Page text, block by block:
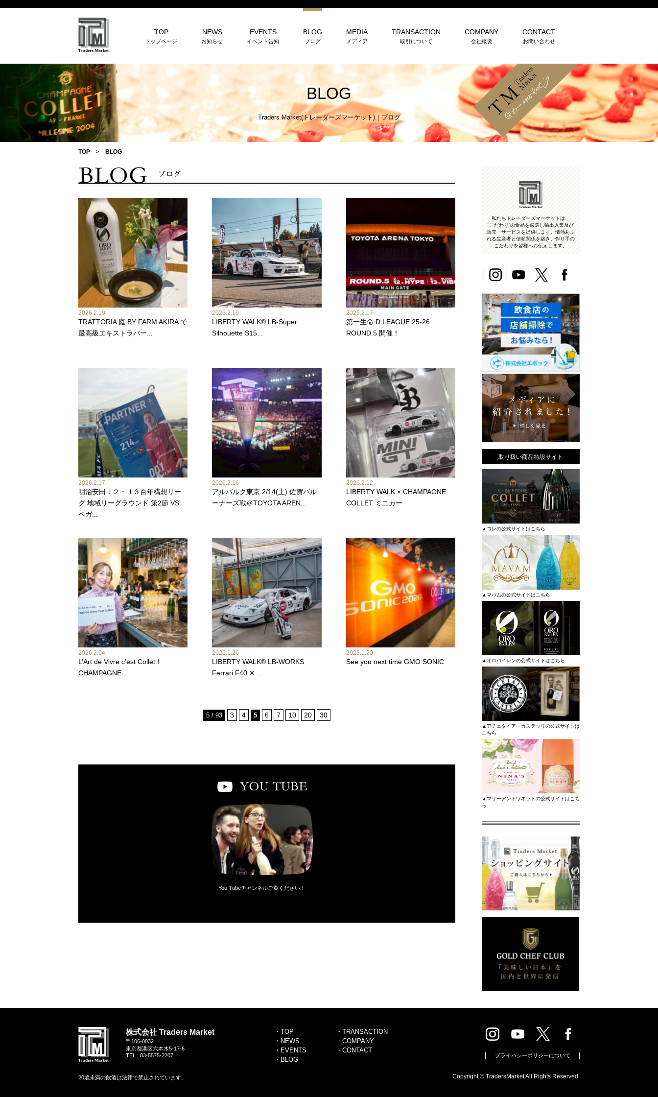
TOP
トップページ
NEWS
お知らせ
EVENTS
イベント告知
BLOG
ブログ
MEDIA
メディア
TRANSACTION
取引について
COMPANY
会社概要
CONTACT
お問い合わせ
BLOG
Traders Market(トレーダーズマーケット)｜ ブログ
TOP > BLOG
2026.2.19
TRATTORIA 庭 BY FARM AKIRA で
最高級エキストラバー...
2026.2.19
LIBERTY WALK® LB-Super
Silhouette S15...
2026.2.17
第一生命 D.LEAGUE 25-26
ROUND.5 開催！
2026.2.17
明治安田Ｊ２・Ｊ３百年構想リー
グ 地域リーグラウンド 第2節 VS.
ベガ...
2026.2.16
アルバルク東京 2/14(土) 佐賀バル
ーナーズ戦＠TOYOTA AREN...
2026.2.12
LIBERTY WALK × CHAMPAGNE
COLLET ミニカー
2026.2.04
L’Art de Vivre c’est Collet！
CHAMPAGNE...
2026.1.26
LIBERTY WALK® LB-WORKS
Ferrari F40 ✕ ...
2026.1.20
See you next time GMO SONIC
5 / 93 3 4 5 6 7 10 20 30
You Tubeチャンネルご覧ください！
私たちトレーダーズマーケットは、
“こだわり”の食品を厳選し輸出入業及び
販売・サービスを提供します。情熱あふ
れる生産者と信頼関係を築き、作り手の
こだわりを皆様へお伝えします。
取り扱い商品特設サイト
▲コレの公式サイトはこちら
▲マバムの公式サイトはこちら
▲オロバイレンの公式サイトはこちら
▲アチェタイア・カステッリの公式サイトは
こちら
▲マリーアントワネットの公式サイトはこち
ら
株式会社 Traders Market
〒106-0032
東京都港区六本木5-17-6
TEL : 03-5575-2207
20歳未満の飲酒は法律で禁止されています。
・TOP
・NEWS
・EVENTS
・BLOG
・TRANSACTION
・COMPANY
・CONTACT
プライバシーポリシーについて
Copyright © TradersMarket All Rights Reserved.